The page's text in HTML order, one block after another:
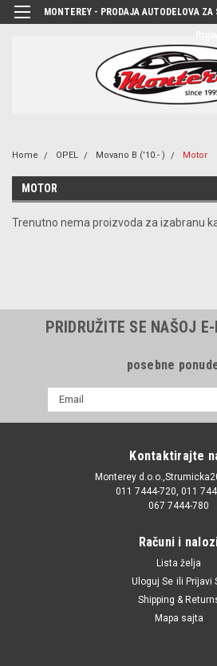
MONTEREY - PRODAJA AUTODELOVA ZA
Home OPEL Movano B ('10.- ) Motor
MOTOR
Trenutno nema proizvoda za izabranu
PRIDRUŽITE SE NAŠOJ
posebne
mail
Kontaktirajte
Monterey
011 7444-720, 011
067 7444-780
Računi i
Lista želja
Uloguj Se ili Prijavi
Shipping &
Mapa sajta